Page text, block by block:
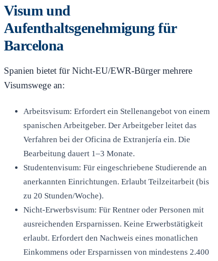
Visum und
Aufenthaltsgenehmigung für
Barcelona
Spanien bietet für Nicht-EU/EWR-Bürger mehrere
Visumswege an:
Arbeitsvisum: Erfordert ein Stellenangebot von einem
spanischen Arbeitgeber. Der Arbeitgeber leitet das
Verfahren bei der Oficina de Extranjería ein. Die
Bearbeitung dauert 1–3 Monate.
Studentenvisum: Für eingeschriebene Studierende an
anerkannten Einrichtungen. Erlaubt Teilzeitarbeit (bis
zu 20 Stunden/Woche).
Nicht-Erwerbsvisum: Für Rentner oder Personen mit
ausreichenden Ersparnissen. Keine Erwerbstätigkeit
erlaubt. Erfordert den Nachweis eines monatlichen
Einkommens oder Ersparnissen von mindestens 2.400